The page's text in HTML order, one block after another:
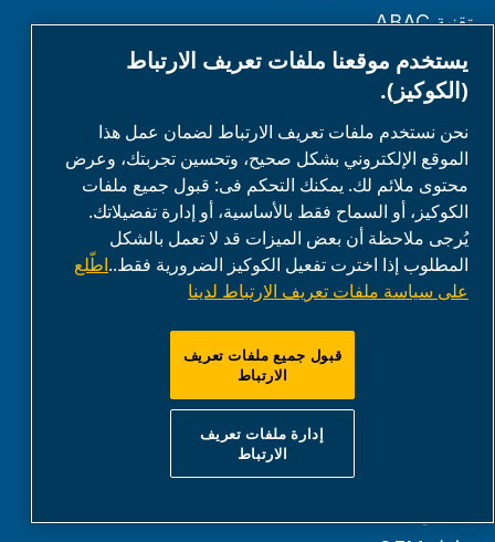
تقنية ABAC
أدوات الهواء
قطع الغيار
معالجة الهواء
توزيع الهواء
الحلول
الزراعة والمزارع
الأغذية والمشروبات
يستخدم موقعنا ملفات تعريف الارتباط
(الكوكيز).
نحن نستخدم ملفات تعريف الارتباط لضمان عمل هذا
الموقع الإلكتروني بشكل صحيح، وتحسين تجربتك، وعرض
محتوى ملائم لك. يمكنك التحكم فى: قبول جميع ملفات
الكوكيز، أو السماح فقط بالأساسية، أو إدارة تفضيلاتك.
يُرجى ملاحظة أن بعض الميزات قد لا تعمل بالشكل
المطلوب إذا اخترت تفعيل الكوكيز الضرورية فقط..اطّلع
على سياسة ملفات تعريف الارتباط لدينا
قبول جميع ملفات تعريف
الارتباط
إدارة ملفات تعريف
الارتباط